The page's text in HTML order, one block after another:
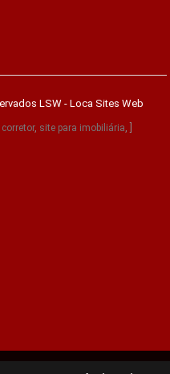
LSW - Loca Sites Web
, site para imobiliária, ]